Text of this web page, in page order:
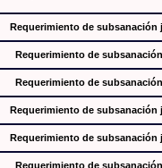
Requerimiento de subsanación
Requerimiento de
Requerimiento de
Requerimiento de subsanación
Requerimiento de subsanación
Requerimiento de